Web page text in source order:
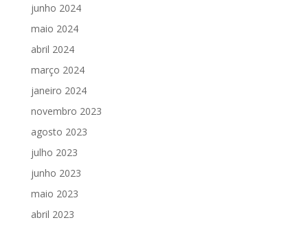
junho 2024
maio 2024
abril 2024
março 2024
janeiro 2024
novembro 2023
agosto 2023
julho 2023
junho 2023
maio 2023
abril 2023